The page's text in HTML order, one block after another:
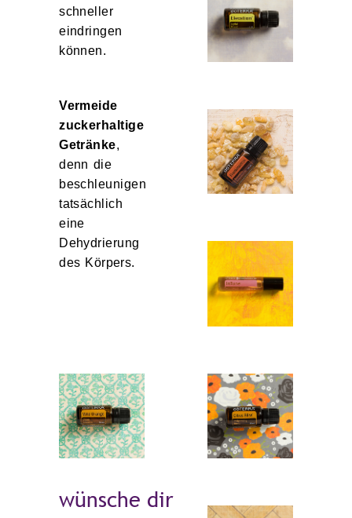
schneller
eindringen
können.
Vermeide
zuckerhaltige
Getränke,
denn die
beschleunigen
tatsächlich
eine
Dehydrierung
des Körpers.
wünsche dir